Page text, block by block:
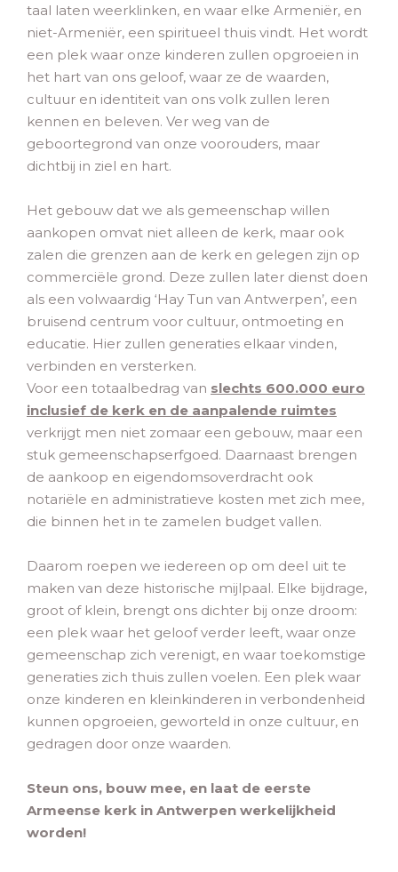
taal laten weerklinken, en waar elke Armeniër, en
niet-Armeniër, een spiritueel thuis vindt. Het wordt
een plek waar onze kinderen zullen opgroeien in
het hart van ons geloof, waar ze de waarden,
cultuur en identiteit van ons volk zullen leren
kennen en beleven. Ver weg van de
geboortegrond van onze voorouders, maar
dichtbij in ziel en hart.
Het gebouw dat we als gemeenschap willen
aankopen omvat niet alleen de kerk, maar ook
zalen die grenzen aan de kerk en gelegen zijn op
commerciële grond. Deze zullen later dienst doen
als een volwaardig ‘Hay Tun van Antwerpen’, een
bruisend centrum voor cultuur, ontmoeting en
educatie. Hier zullen generaties elkaar vinden,
verbinden en versterken.
Voor een totaalbedrag van slechts 600.000 euro
inclusief de kerk en de aanpalende ruimtes
verkrijgt men niet zomaar een gebouw, maar een
stuk gemeenschapserfgoed. Daarnaast brengen
de aankoop en eigendomsoverdracht ook
notariële en administratieve kosten met zich mee,
die binnen het in te zamelen budget vallen.
Daarom roepen we iedereen op om deel uit te
maken van deze historische mijlpaal. Elke bijdrage,
groot of klein, brengt ons dichter bij onze droom:
een plek waar het geloof verder leeft, waar onze
gemeenschap zich verenigt, en waar toekomstige
generaties zich thuis zullen voelen. Een plek waar
onze kinderen en kleinkinderen in verbondenheid
kunnen opgroeien, geworteld in onze cultuur, en
gedragen door onze waarden.
Steun ons, bouw mee, en laat de eerste
Armeense kerk in Antwerpen werkelijkheid
worden!